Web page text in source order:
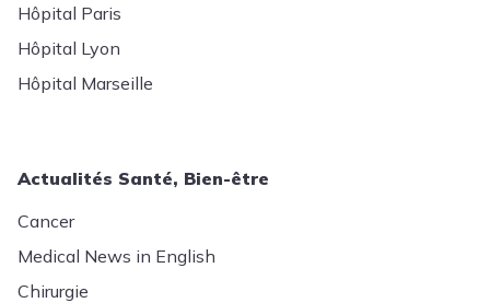
Hôpital Paris
Hôpital Lyon
Hôpital Marseille
Actualités Santé, Bien-être
Cancer
Medical News in English
Chirurgie